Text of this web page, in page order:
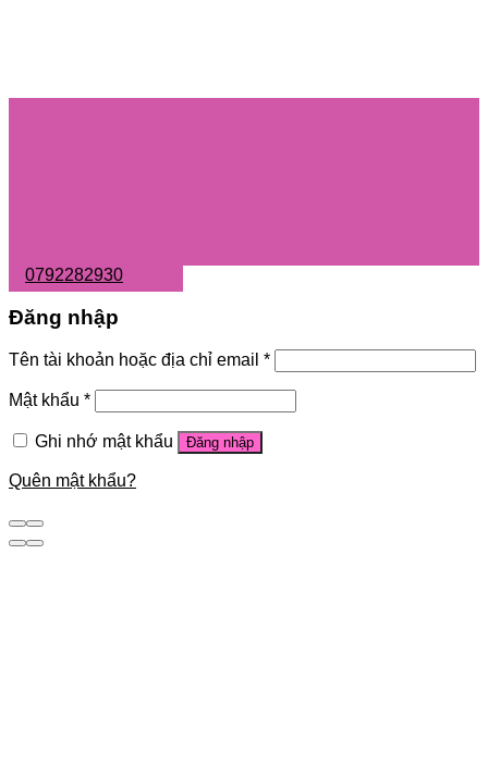
0792282930
Đăng nhập
Tên tài khoản hoặc địa chỉ email *
Mật khẩu *
Ghi nhớ mật khẩu Đăng nhập
Quên mật khẩu?